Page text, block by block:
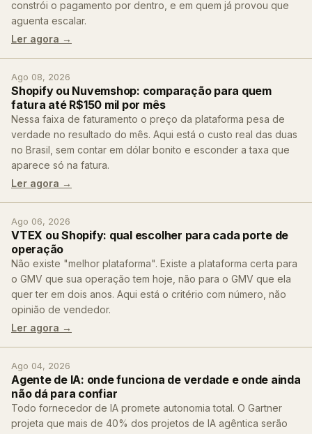
constrói o pagamento por dentro, e em quem já provou que
aguenta escalar.
Ler agora →
Ago 08, 2026
Shopify ou Nuvemshop: comparação para quem
fatura até R$150 mil por mês
Nessa faixa de faturamento o preço da plataforma pesa de
verdade no resultado do mês. Aqui está o custo real das duas
no Brasil, sem contar em dólar bonito e esconder a taxa que
aparece só na fatura.
Ler agora →
Ago 06, 2026
VTEX ou Shopify: qual escolher para cada porte de
operação
Não existe "melhor plataforma". Existe a plataforma certa para
o GMV que sua operação tem hoje, não para o GMV que ela
quer ter em dois anos. Aqui está o critério com número, não
opinião de vendedor.
Ler agora →
Ago 04, 2026
Agente de IA: onde funciona de verdade e onde ainda
não dá para confiar
Todo fornecedor de IA promete autonomia total. O Gartner
projeta que mais de 40% dos projetos de IA agêntica serão